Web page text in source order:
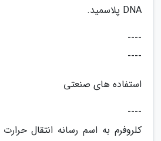
DNA پلاسمید.
----
----
استفاده های صنعتی
----
کلروفرم به اسم رسانه انتقال